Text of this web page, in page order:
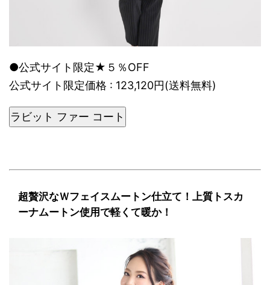
●公式サイト限定★５％OFF
公式サイト限定価格 : 123,120円(送料無料)
ラビット ファー コート
超贅沢なＷフェイスムートン仕立て！上質トスカ
ーナムートン使用で軽くて暖か！